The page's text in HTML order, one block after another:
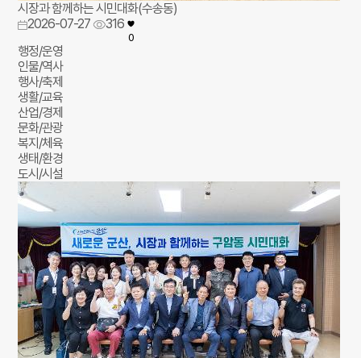
시장과 함께하는 시민대화(수송동)
2026-07-27
316
0
행정/운영
인물/역사
행사/축제
생활/교육
산업/경제
문화/관광
복지/체육
생태/환경
도시/시설